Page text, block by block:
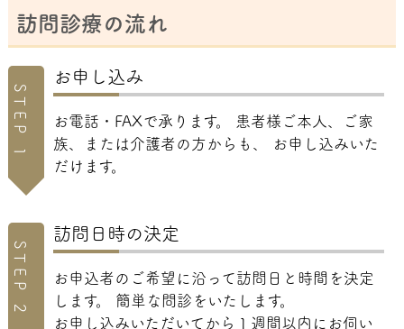
訪問診療の流れ
STEP 1
お申し込み
お電話・FAXで承ります。 患者様ご本人、ご家
族、または介護者の方からも、 お申し込みいた
だけます。
STEP 2
訪問日時の決定
お申込者のご希望に沿って訪問日と時間を決定
します。 簡単な問診をいたします。
お申し込みいただいてから１週間以内にお伺い